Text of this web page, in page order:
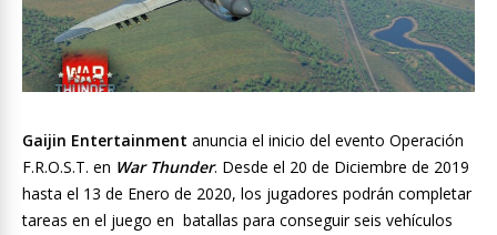
Gaijin Entertainment anuncia el inicio del evento Operación
F.R.O.S.T. en War Thunder. Desde el 20 de Diciembre de 2019
hasta el 13 de Enero de 2020, los jugadores podrán completar
tareas en el juego en batallas para conseguir seis vehículos